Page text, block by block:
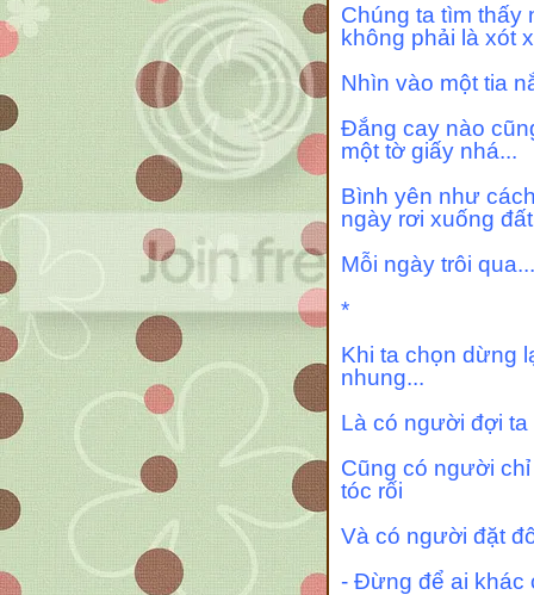
Chúng ta tìm thấy
không phải là xót
Nhìn vào một tia
Đắng cay nào
một tờ giấy nhá...
Bình yên như
ngày rơi xuống
Mỗi ngày trôi
*
Khi ta chọn dừng
nhung...
Là có người đợi
Cũng có người
tóc rối
Và có người đặt
- Đừng để ai khác